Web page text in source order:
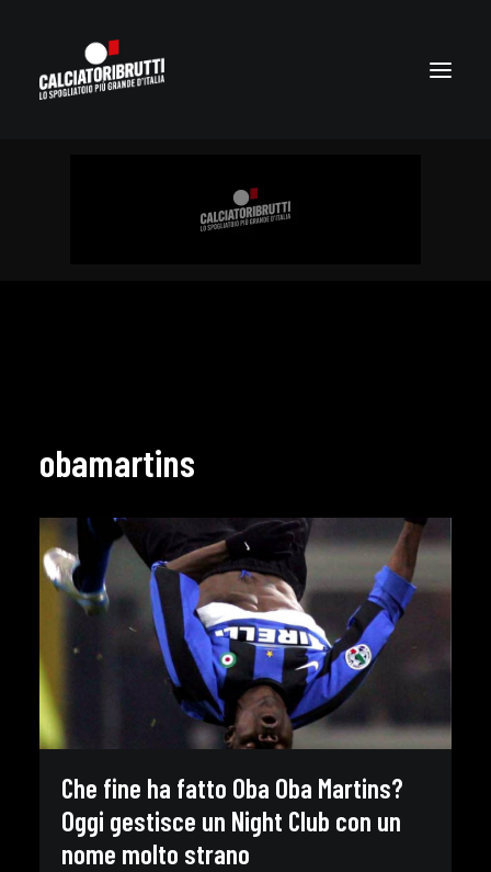
obamartins
Che fine ha fatto Oba Oba Martins?
Oggi gestisce un Night Club con un
nome molto strano